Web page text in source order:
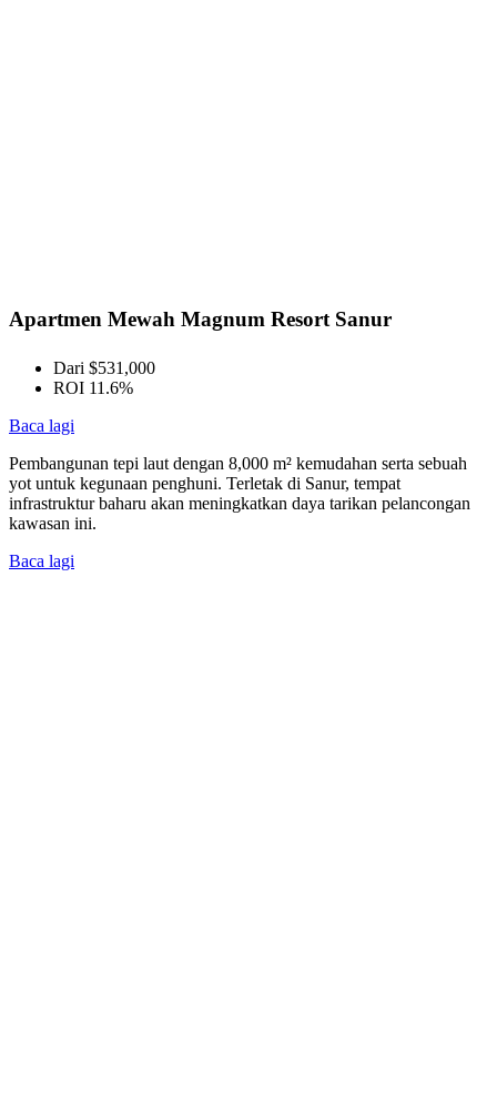
Apartmen Mewah Magnum Resort Sanur
Dari $531,000
ROI 11.6%
Baca lagi
Pembangunan tepi laut dengan 8,000 m² kemudahan serta sebuah
yot untuk kegunaan penghuni. Terletak di Sanur, tempat
infrastruktur baharu akan meningkatkan daya tarikan pelancongan
kawasan ini.
Baca lagi